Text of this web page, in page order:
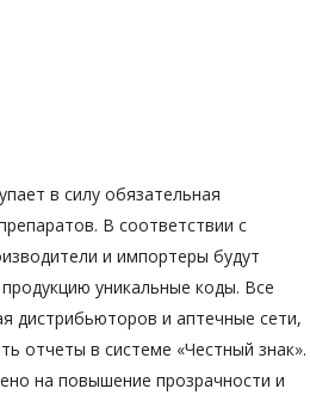
в силу обязательная
В соответствии с
и импортеры будут
уникальные коды. Все
дистрибьюторов и аптечные сети,
отчеты в системе «Честный знак».
на повышение прозрачности и